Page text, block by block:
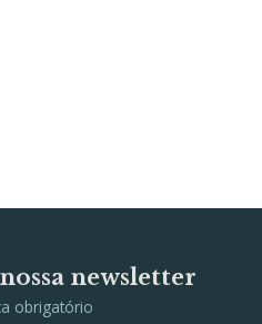
newsletter
obrigatório